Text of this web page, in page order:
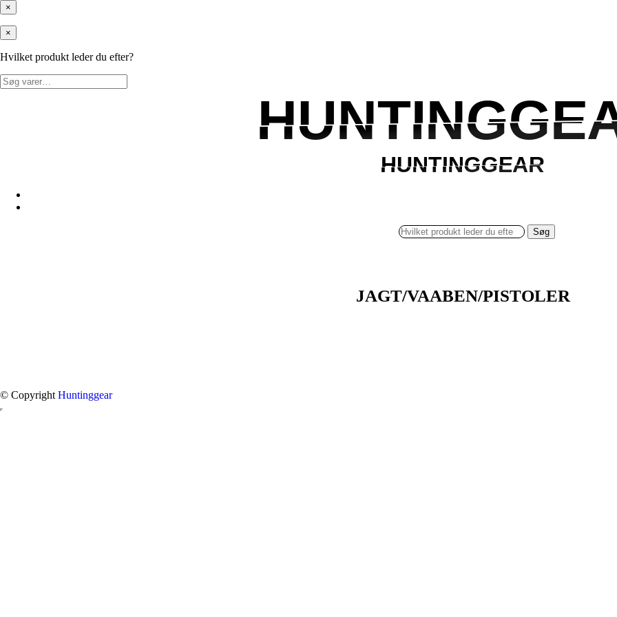
×
×
Hvilket produkt leder du efter?
Søg
efter:
HUNTINGGEAR
HUNTINGGEAR
Søg
JAGT/VAABEN/PISTOLER
© Copyright Huntinggear